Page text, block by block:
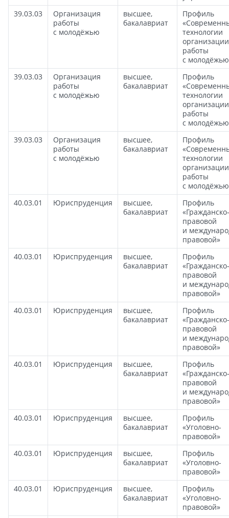
39.03.03
Организация
работы
с молодёжью
высшее,
бакалавриат
Профиль
технологии
организации
работы
с
39.03.03
Организация
работы
с молодёжью
высшее,
бакалавриат
Профиль
технологии
организации
работы
с
39.03.03
Организация
работы
с молодёжью
высшее,
бакалавриат
Профиль
технологии
организации
работы
с
40.03.01
Юриспруденция
высшее,
бакалавриат
Профиль
«Гражданско-
правовой
и
правовой»
40.03.01
Юриспруденция
высшее,
бакалавриат
Профиль
«Гражданско-
правовой
и
правовой»
40.03.01
Юриспруденция
высшее,
бакалавриат
Профиль
«Гражданско-
правовой
и
правовой»
40.03.01
Юриспруденция
высшее,
бакалавриат
Профиль
«Гражданско-
правовой
и
правовой»
40.03.01
Юриспруденция
высшее,
бакалавриат
Профиль
«Уголовно-
правовой»
40.03.01
Юриспруденция
высшее,
бакалавриат
Профиль
«Уголовно-
правовой»
40.03.01
Юриспруденция
высшее,
бакалавриат
Профиль
«Уголовно-
правовой»